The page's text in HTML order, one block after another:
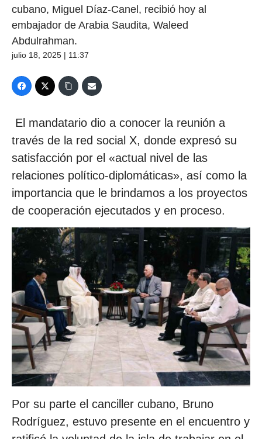
cubano, Miguel Díaz-Canel, recibió hoy al
embajador de Arabia Saudita, Waleed
Abdulrahman.
julio 18, 2025 | 11:37
El mandatario dio a conocer la reunión a
través de la red social X, donde expresó su
satisfacción por el «actual nivel de las
relaciones político-diplomáticas», así como la
importancia que le brindamos a los proyectos
de cooperación ejecutados y en proceso.
Por su parte el canciller cubano, Bruno
Rodríguez, estuvo presente en el encuentro y